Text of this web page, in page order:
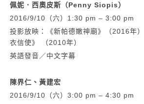
佩妮．西奧皮斯（Penny Siopis）
2016/9/10（六）1:30 pm – 3:00 pm
投影放映：《新帕德嫩神廟》（2016年
衣信使》 （2010年）
英語發音／中文字幕
陳界仁、黃建宏
2016/9/10（六）3:00 pm – 4:30 pm